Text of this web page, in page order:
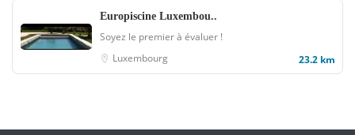
Europiscine Luxembou..
Soyez le premier à évaluer !
Luxembourg
23.2 km